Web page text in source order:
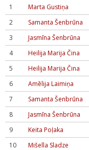
1 Marta Gustiņa
2
Samanta Šenbrūna
3
Jasmīna Šenbrūna
4
Heilija Marija Čina
5
Heilija Marija Čina
6
Amēlija Laimiņa
7
Samanta Šenbrūna
8
Jasmīna Šenbrūna
9
Keita Poļaka
10
Mišella Sladze